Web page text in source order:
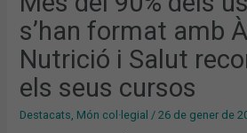
s’han format amb
Nutrició i Salut
els seus cursos
Destacats Món col·legial /26 de gener de
ÀGORA
DE
NUTRICIÓ
I
SALUT
RECOMANARIEN
ELS
SEUS
CURSOS